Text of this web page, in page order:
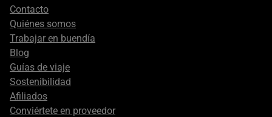
Footer
secondary
Contacto
Quiénes somos
Trabajar en buendía
Blog
Guías de viaje
Sostenibilidad
Afiliados
Conviértete en proveedor